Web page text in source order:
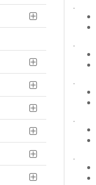
.
.
.
.
.